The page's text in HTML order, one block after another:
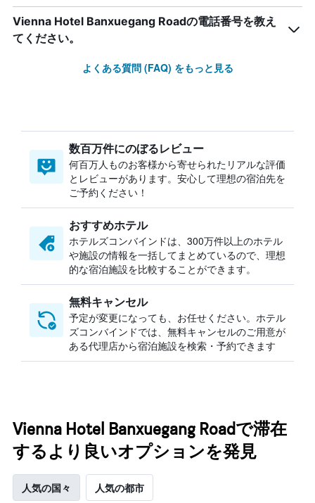
Vienna Hotel Banxuegang Roadの電話番号を教え
てください。
よくある質問 (FAQ) をもっと見る
数百万件にのぼるレビュー
何百万人ものお客様から寄せられたリアルな評価
とレビューがあります。安心して理想の宿泊先を
ご予約ください！
おすすめホテル
ホテルズコンバインドは、300万件以上のホテル
や施設の情報を一括してまとめているので、理想
的な宿泊施設を比較することができます。
無料キャンセル
予定が変更になっても、お任せください。ホテル
ズコンバインドでは、無料キャンセルのご用意が
ある代理店から宿泊施設を検索・予約できます
Vienna Hotel Banxuegang Roadで滞在
するより良いオプションを発見
人気の国々 人気の都市